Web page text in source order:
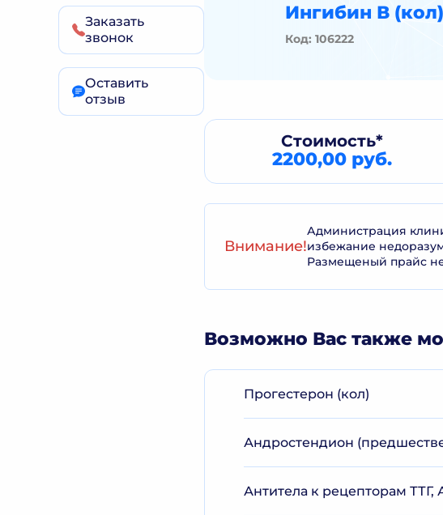
Заказать
звонок
Оставить
отзыв
Ингибин В (кол)
Код: 106222
Стоимость*
2200,00 руб.
Внимание!
Администрация
избежание
Размещеный прайс
Возможно Вас также
Прогестерон (кол)
Андростендион
Антитела к рецепторам ТТГ,